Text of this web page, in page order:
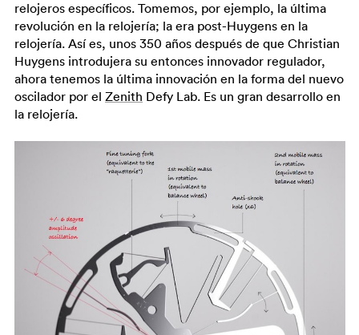
relojeros específicos. Tomemos, por ejemplo, la última
revolución en la relojería; la era post-Huygens en la
relojería. Así es, unos 350 años después de que Christian
Huygens introdujera su entonces innovador regulador,
ahora tenemos la última innovación en la forma del nuevo
oscilador por el Zenith Defy Lab. Es un gran desarrollo en
la relojería.